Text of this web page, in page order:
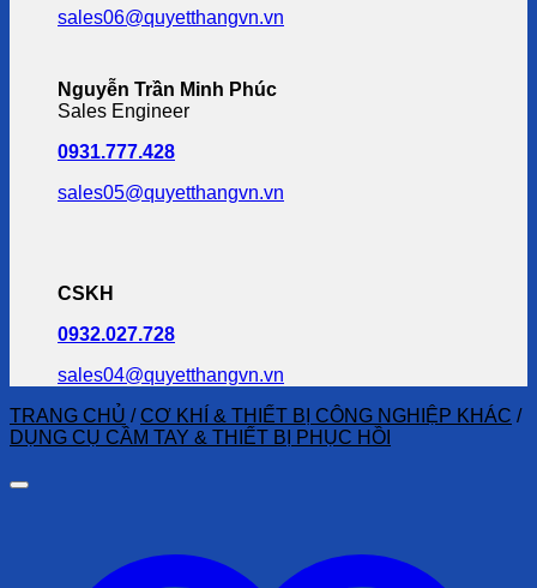
sales06@quyetthangvn.vn
Nguyễn Trần Minh Phúc
Sales Engineer
0931.777.428
sales05@quyetthangvn.vn
CSKH
0932.027.728
sales04@quyetthangvn.vn
TRANG CHỦ / CƠ KHÍ & THIẾT BỊ CÔNG NGHIỆP KHÁC /
DỤNG CỤ CẦM TAY & THIẾT BỊ PHỤC HỒI